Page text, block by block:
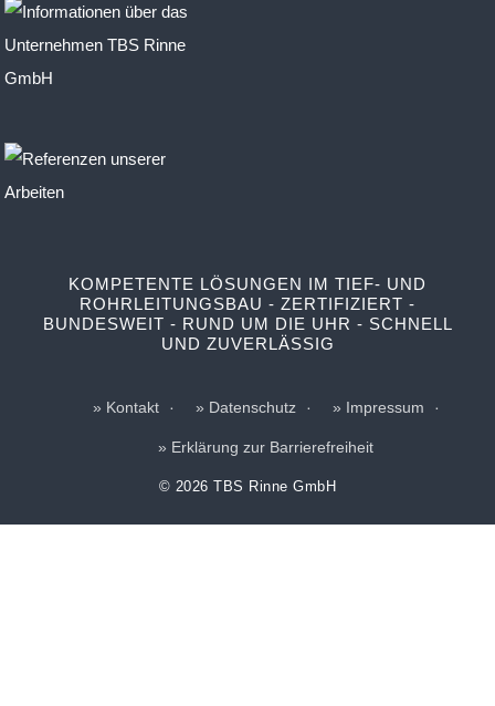
KOMPETENTE LÖSUNGEN IM TIEF- UND
ROHRLEITUNGSBAU - ZERTIFIZIERT -
BUNDESWEIT - RUND UM DIE UHR - SCHNELL
UND ZUVERLÄSSIG
Kontakt Datenschutz Impressum
Erklärung zur Barrierefreiheit
© 2026 TBS Rinne GmbH